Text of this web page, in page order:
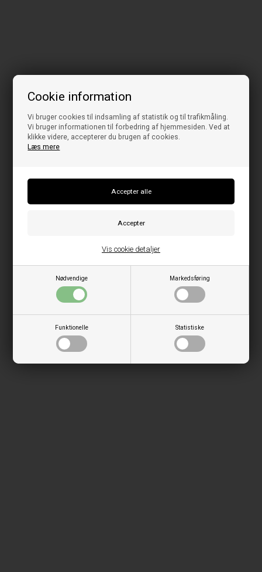
Cookie information
Vi bruger cookies til indsamling af statistik og til trafikmåling.
Vi bruger informationen til forbedring af hjemmesiden. Ved at
klikke videre, accepterer du brugen af cookies.
Læs mere
Nødvendige Markedsføring
Funktionelle Statistiske
Vis cookie detaljer